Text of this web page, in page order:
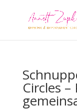
Circles